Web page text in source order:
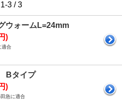
1-3 / 3
ウォームL=24mm
)
適合
Bタイプ
)
急に適合